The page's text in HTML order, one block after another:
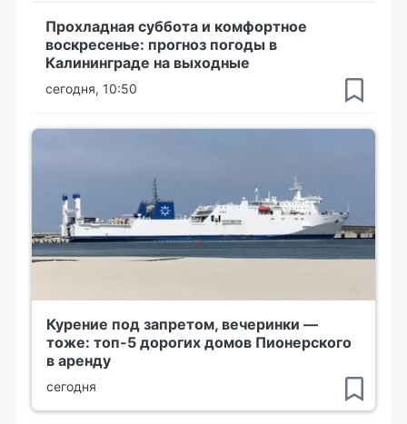
Прохладная суббота и комфортное
воскресенье: прогноз погоды в
Калининграде на выходные
сегодня, 10:50
Курение под запретом, вечеринки —
тоже: топ-5 дорогих домов Пионерского
в аренду
сегодня